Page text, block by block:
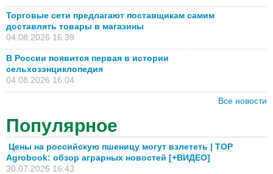
Торговые сети предлагают поставщикам самим
доставлять товары в магазины
04.08.2026 16:39
В России появится первая в истории
сельхозэнциклопедия
04.08.2026 16:04
Все новости
Популярное
Цены на российскую пшеницу могут взлететь | TOP
Agrobook: обзор аграрных новостей [+ВИДЕО]
30.07.2026 16:43